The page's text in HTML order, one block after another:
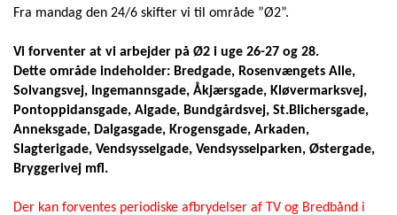
Fra mandag den 24/6 skifter vi til område ”Ø2”.
Vi forventer at vi arbejder på Ø2 i uge 26-27 og 28.
Dette område indeholder: Bredgade, Rosenvængets Alle,
Solvangsvej, Ingemannsgade, Åkjærsgade, Kløvermarksvej,
Pontoppidansgade, Algade, Bundgårdsvej, St.Blichersgade,
Anneksgade, Dalgasgade, Krogensgade, Arkaden,
Slagterigade, Vendsysselgade, Vendsysselparken, Østergade,
Bryggerivej mfl.
Der kan forventes periodiske afbrydelser af TV og Bredbånd i